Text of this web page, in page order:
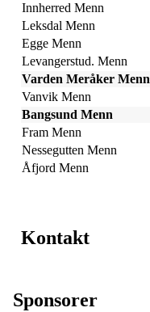
Innherred Menn
Leksdal Menn
Egge Menn
Levangerstud. Menn
Varden Meråker Menn
Vanvik Menn
Bangsund Menn
Fram Menn
Nessegutten Menn
Åfjord Menn
Kontakt
Sponsorer